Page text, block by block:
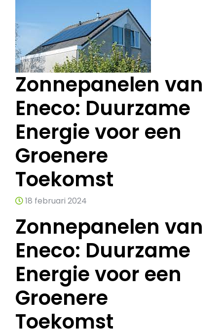
Zonnepanelen van
Eneco: Duurzame
Energie voor een
Groenere
Toekomst
18 februari 2024
Zonnepanelen van
Eneco: Duurzame
Energie voor een
Groenere
Toekomst